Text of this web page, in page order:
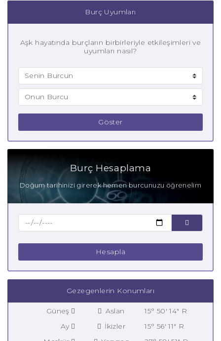
Burç Uyumları
Aşk hayatında burçların birbirleriyle etkileşimleri ve
uyumları nasıl?
Göster
Burç Hesaplama
Doğum tarihinizi girerek hemen burcunuzu öğrenelim
Hesapla
Gezegenlerin Konumları
Güneş Aslan
15° 50' 14" R
Ay
İkizler
15° 56' 11" R